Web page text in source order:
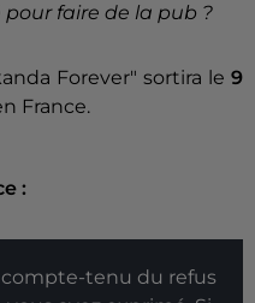
faire de la pub ?
Forever" sortira le 9
France.
:
tenu du refus